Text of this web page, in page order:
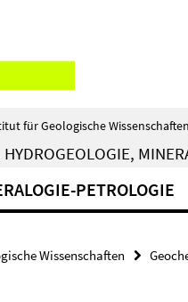
für Geologische Wissenschaften
PETROLOGIE
Wissenschaften